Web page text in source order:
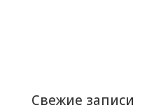
Свежие записи